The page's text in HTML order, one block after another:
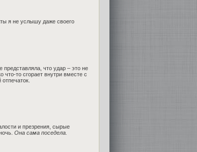
я не услышу даже своего
что удар – это не
то сгорает внутри вместе с
и презрения, сырые
Она сама поседела.